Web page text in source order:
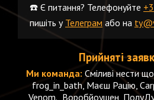
☎️ Є питання? Телефонуйте
пишіть у Телеграм або на
Прийняті
Ми команда: Сміливі нести
frog_in_bath, Маєш Рацію,
Venom., Воробйоушен,